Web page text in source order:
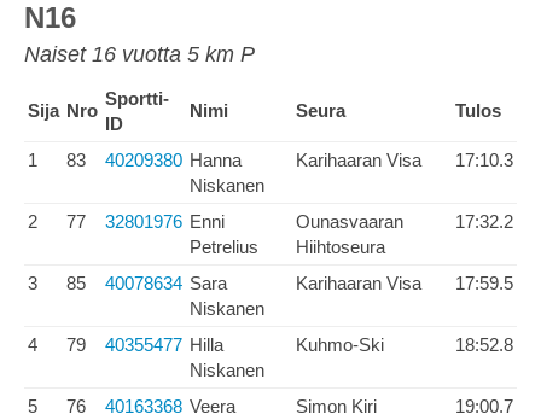
N16
Naiset 16 vuotta 5 km P
Sija Nro
Sportti-
ID
Nimi Seura Tulos
1 83 40209380 Hanna
Niskanen
Karihaaran Visa 17:10.3
2 77 32801976 Enni
Petrelius
Ounasvaaran
Hiihtoseura
17:32.2
3 85 40078634 Sara
Niskanen
Karihaaran Visa 17:59.5
4 79 40355477 Hilla
Niskanen
Kuhmo-Ski 18:52.8
5 76 40163368 Veera
Simon Kiri 19:00.7